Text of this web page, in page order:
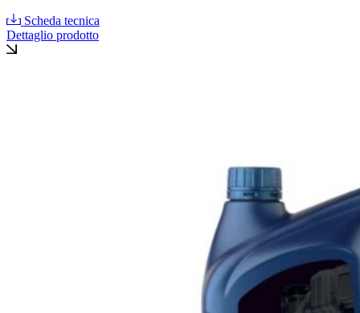
Scheda tecnica
Dettaglio prodotto